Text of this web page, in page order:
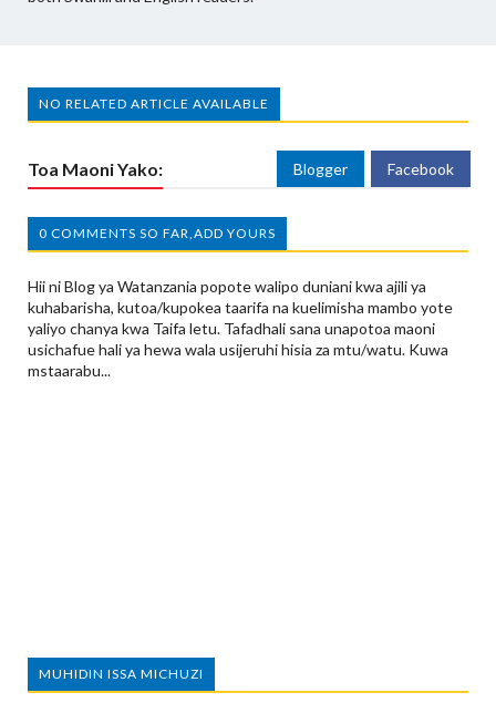
NO RELATED ARTICLE AVAILABLE
Toa Maoni Yako: Blogger Facebook
0 COMMENTS SO FAR,ADD YOURS
Hii ni Blog ya Watanzania popote walipo duniani kwa ajili ya
kuhabarisha, kutoa/kupokea taarifa na kuelimisha mambo yote
yaliyo chanya kwa Taifa letu. Tafadhali sana unapotoa maoni
usichafue hali ya hewa wala usijeruhi hisia za mtu/watu. Kuwa
mstaarabu...
MUHIDIN ISSA MICHUZI